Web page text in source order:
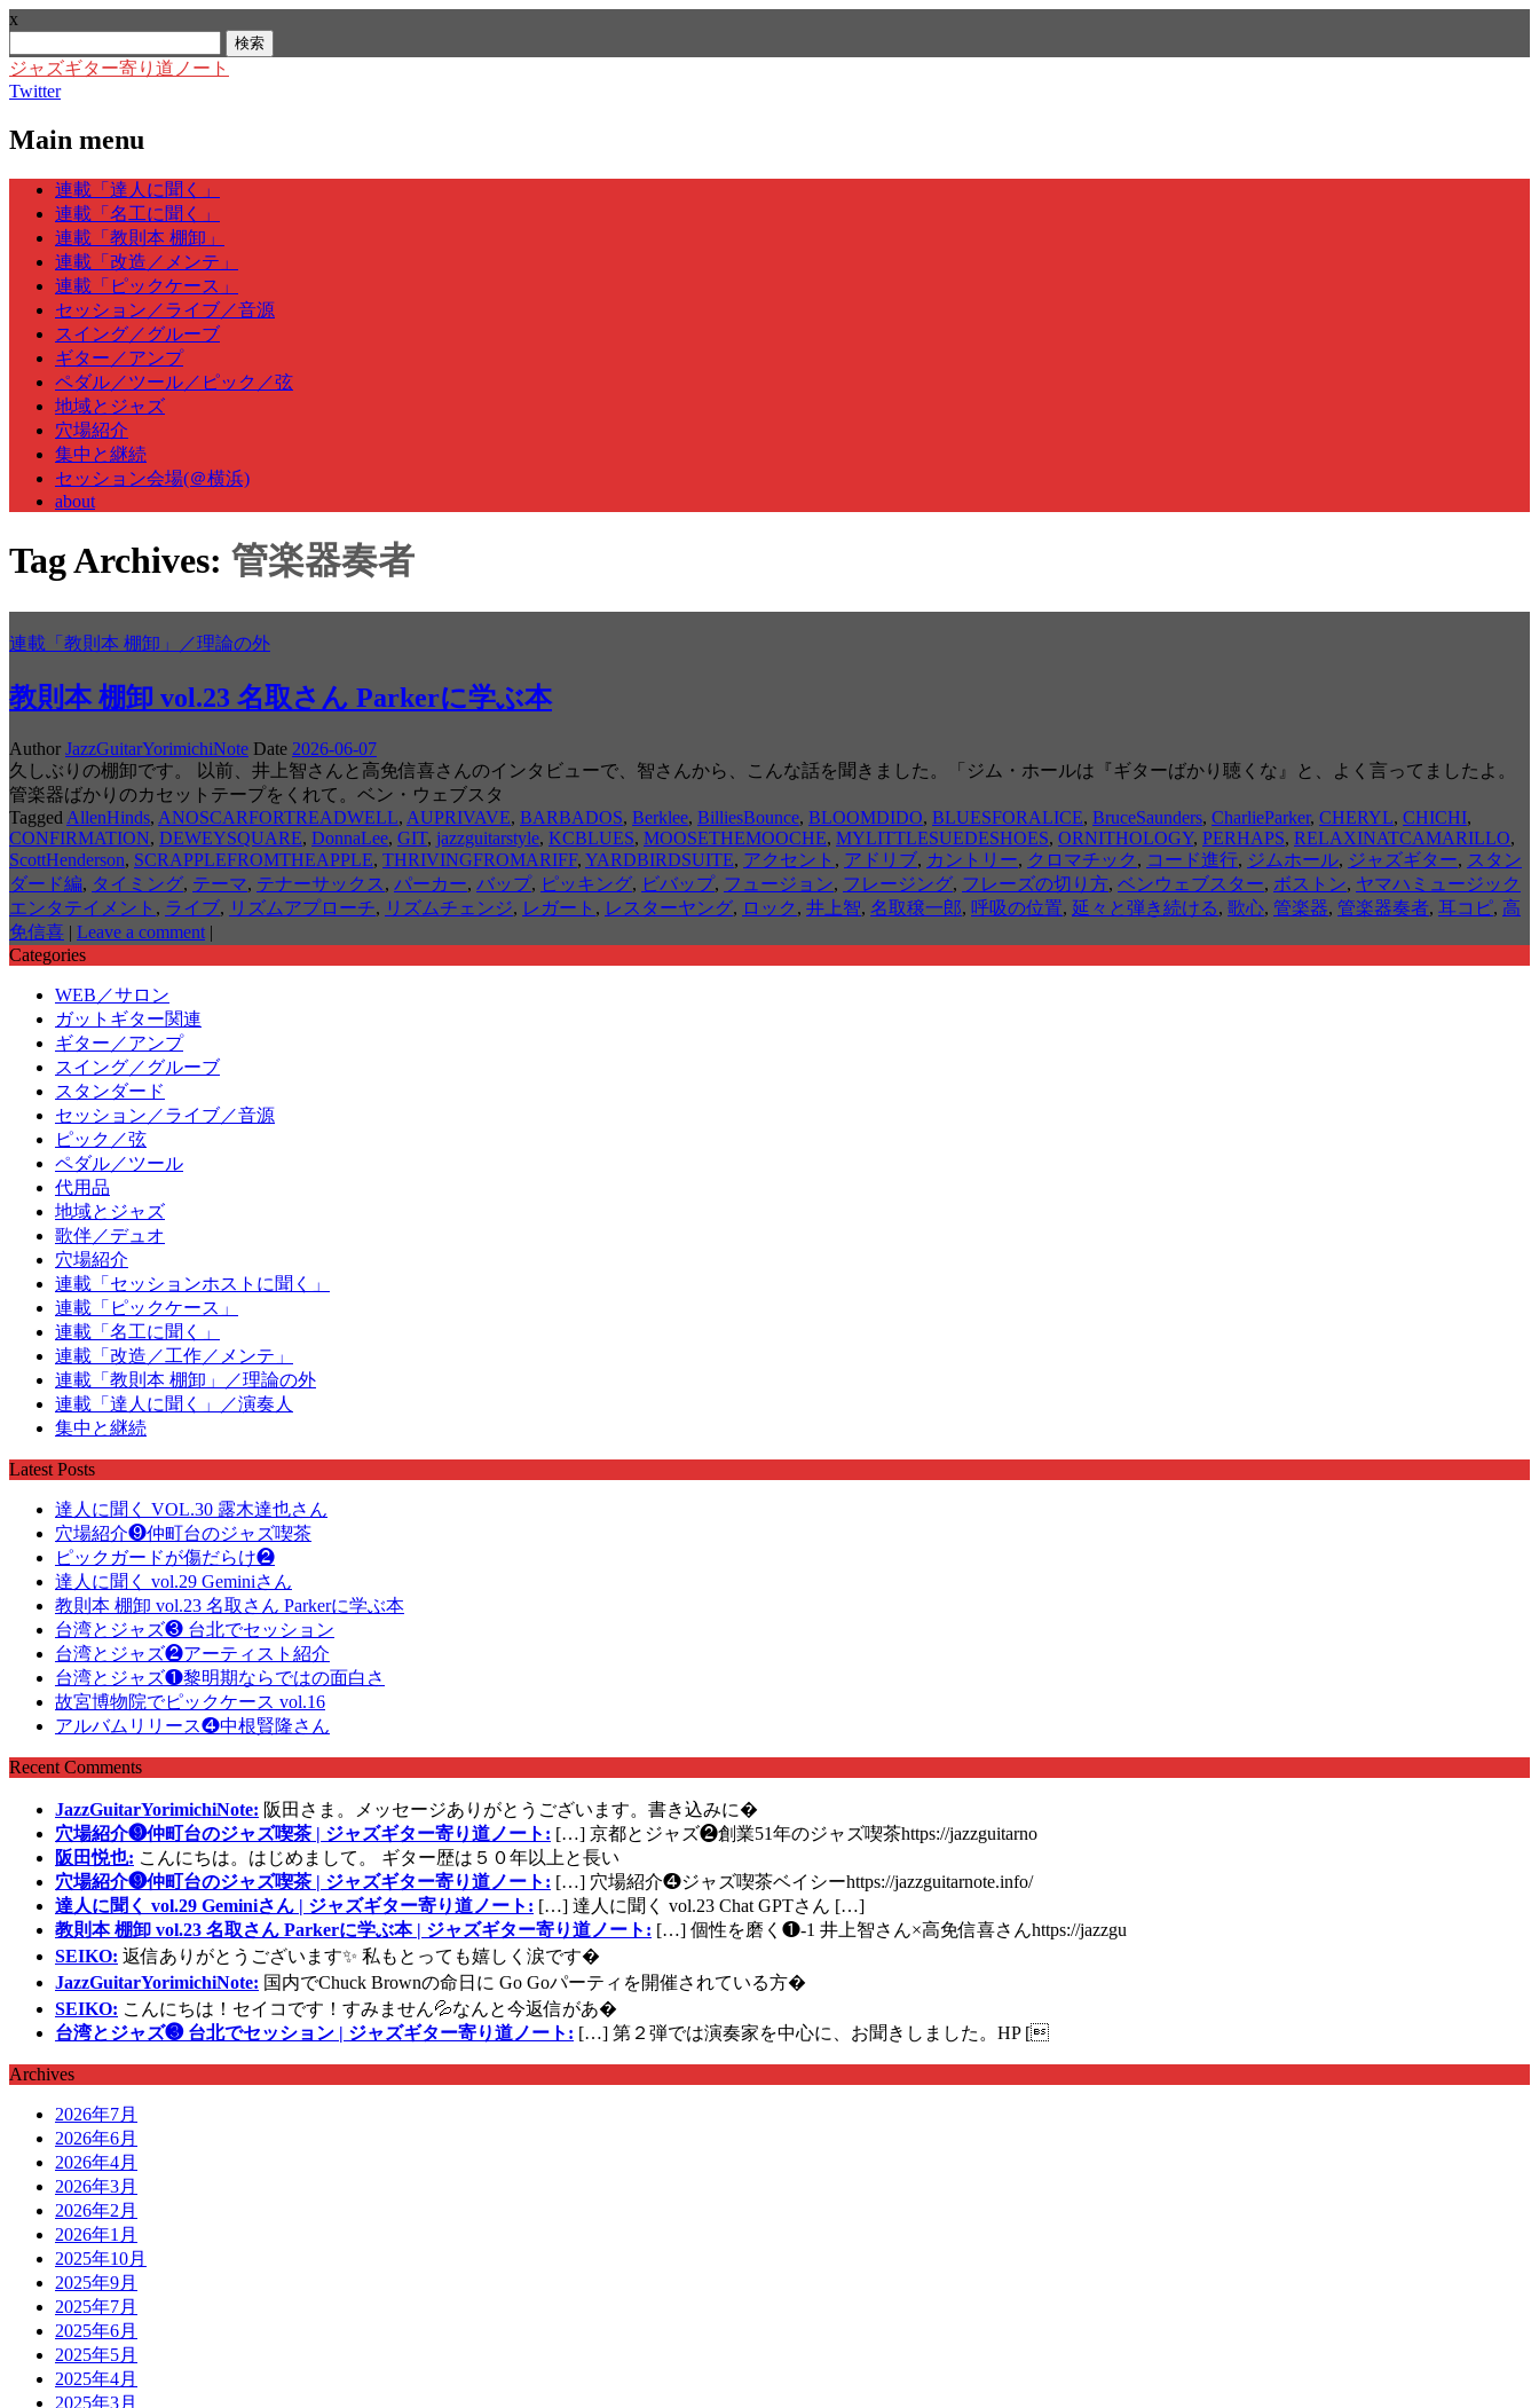
x
索:
ジャズギター寄り道ノート
Twitter
Main menu
Skip
content
連載「達人に聞く」
連載「名工に聞く」
連載「教則本 棚卸」
連載「改造／メンテ」
連載「ピックケース」
セッション／ライブ／音源
スイング／グルーブ
ギター／アンプ
ペダル／ツール／ピック／弦
地域とジャズ
穴場紹介
集中と継続
セッション会場(＠横浜)
about
Tag Archives: 管楽器奏者
連載「教則本 棚卸」／理論の外
教則本 棚卸 vol.23 名取さん Parkerに学ぶ本
Author JazzGuitarYorimichiNote Date 2026-06-07
久しぶりの棚卸です。 以前、井上智さんと高免信喜さんのインタビューで、智さんから、こんな話を聞きました。「ジム・ホールは『ギターばかり聴くな』と、よく言ってましたよ。
管楽器ばかりのカセットテープをくれて。ベン・ウェブスタ
Tagged AllenHinds, ANOSCARFORTREADWELL, AUPRIVAVE, BARBADOS, Berklee, BilliesBounce, BLOOMDIDO, BLUESFORALICE, BruceSaunders, CharlieParker, CHERYL, CHICHI,
CONFIRMATION, DEWEYSQUARE, DonnaLee, GIT, jazzguitarstyle, KCBLUES, MOOSETHEMOOCHE, MYLITTLESUEDESHOES, ORNITHOLOGY, PERHAPS, RELAXINATCAMARILLO,
ScottHenderson, SCRAPPLEFROMTHEAPPLE, THRIVINGFROMARIFF, YARDBIRDSUITE, アクセント , アドリブ, カントリー, クロマチック , コード進行, ジムホール, ジャズギター, スタン
ダード編, タイミング, テーマ, テナーサックス , パーカー, バップ, ピッキング, ビバップ, フュージョン, フレージング, フレーズの切り方, ベンウェブスター, ボストン, ヤマハミュージック
エンタテイメント , ライブ, リズムアプローチ, リズムチェンジ, レガート , レスターヤング, ロック , 井上智, 名取穣一郎, 呼吸の位置, 延々と弾き続ける, 歌心, 管楽器, 管楽器奏者, 耳コピ, 高
免信喜 | Leave a comment |
Categories
WEB／サロン
ガットギター関連
ギター／アンプ
スイング／グルーブ
スタンダード
セッション／ライブ／音源
ピック／弦
ペダル／ツール
代用品
地域とジャズ
歌伴／デュオ
穴場紹介
連載「セッションホストに聞く」
連載「ピックケース」
連載「名工に聞く」
連載「改造／工作／メンテ」
連載「教則本 棚卸」／理論の外
連載「達人に聞く」／演奏人
集中と継続
Latest Posts
達人に聞く VOL.30 露木達也さん
穴場紹介❾仲町台のジャズ喫茶
ピックガードが傷だらけ❷
達人に聞く vol.29 Geminiさん
教則本 棚卸 vol.23 名取さん Parkerに学ぶ本
台湾とジャズ❸ 台北でセッション
台湾とジャズ❷アーティスト紹介
台湾とジャズ❶黎明期ならではの面白さ
故宮博物院でピックケース vol.16
アルバムリリース❹中根賢隆さん
Recent Comments
JazzGuitarYorimichiNote: 阪田さま。メッセージありがとうございます。書き込みに�
穴場紹介❾仲町台のジャズ喫茶 | ジャズギター寄り道ノート: […] 京都とジャズ❷創業51年のジャズ喫茶https://jazzguitarno
阪田悦也: こんにちは。はじめまして。 ギター歴は５０年以上と長い
穴場紹介❾仲町台のジャズ喫茶 | ジャズギター寄り道ノート: […] 穴場紹介❹ジャズ喫茶ベイシーhttps://jazzguitarnote.info/
達人に聞く vol.29 Geminiさん | ジャズギター寄り道ノート: […] 達人に聞く vol.23 Chat GPTさん […]
教則本 棚卸 vol.23 名取さん Parkerに学ぶ本 | ジャズギター寄り道ノート: […] 個性を磨く❶-1 井上智さん×高免信喜さんhttps://jazzgu
SEIKO: 返信ありがとうございます✨ 私もとっても嬉しく涙です�
JazzGuitarYorimichiNote: 国内でChuck Brownの命日に Go Goパーティを開催されている方�
SEIKO: こんにちは！セイコです！すみません💦なんと今返信があ�
台湾とジャズ❸ 台北でセッション | ジャズギター寄り道ノート: […] 第２弾では演奏家を中心に、お聞きしました。HP [
Archives
2026年7月
2026年6月
2026年4月
2026年3月
2026年2月
2026年1月
2025年10月
2025年9月
2025年7月
2025年6月
2025年5月
2025年4月
2025年3月